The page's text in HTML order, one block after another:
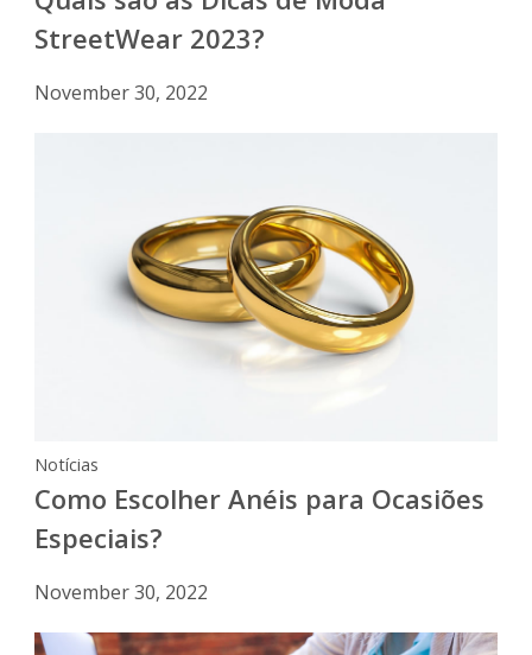
StreetWear 2023?
November 30, 2022
Notícias
Como Escolher Anéis para Ocasiões
Especiais?
November 30, 2022